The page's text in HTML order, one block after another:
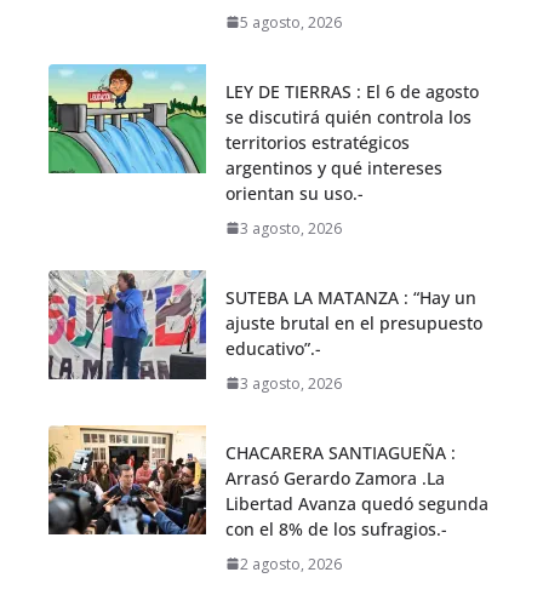
5 agosto, 2026
LEY DE TIERRAS : El 6 de agosto
se discutirá quién controla los
territorios estratégicos
argentinos y qué intereses
orientan su uso.-
3 agosto, 2026
SUTEBA LA MATANZA : “Hay un
ajuste brutal en el presupuesto
educativo”.-
3 agosto, 2026
CHACARERA SANTIAGUEÑA :
Arrasó Gerardo Zamora .La
Libertad Avanza quedó segunda
con el 8% de los sufragios.-
2 agosto, 2026